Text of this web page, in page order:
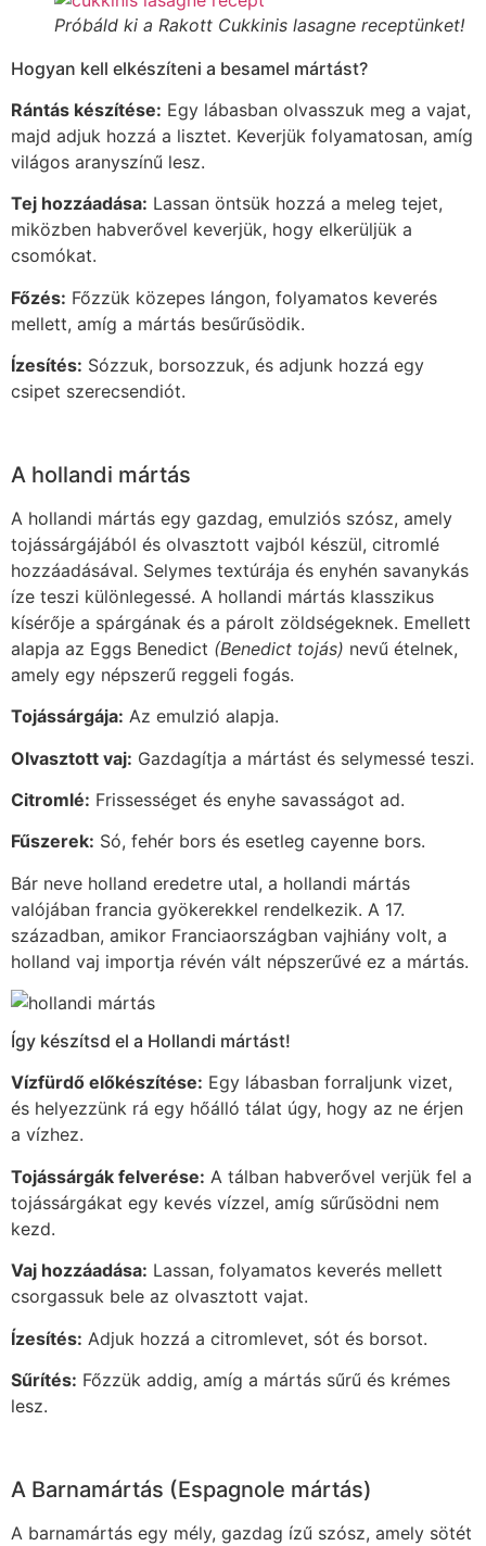
Próbáld ki a Rakott Cukkinis lasagne receptünket!
Hogyan kell elkészíteni a besamel mártást?
Rántás készítése: Egy lábasban olvasszuk meg a vajat,
majd adjuk hozzá a lisztet. Keverjük folyamatosan, amíg
világos aranyszínű lesz.
Tej hozzáadása: Lassan öntsük hozzá a meleg tejet,
miközben habverővel keverjük, hogy elkerüljük a
csomókat.
Főzés: Főzzük közepes lángon, folyamatos keverés
mellett, amíg a mártás besűrűsödik.
Ízesítés: Sózzuk, borsozzuk, és adjunk hozzá egy
csipet szerecsendiót.
A hollandi mártás
A hollandi mártás egy gazdag, emulziós szósz, amely
tojássárgájából és olvasztott vajból készül, citromlé
hozzáadásával. Selymes textúrája és enyhén savanykás
íze teszi különlegessé. A hollandi mártás klasszikus
kísérője a spárgának és a párolt zöldségeknek. Emellett
alapja az Eggs Benedict (Benedict tojás) nevű ételnek,
amely egy népszerű reggeli fogás.
Tojássárgája: Az emulzió alapja.
Olvasztott vaj: Gazdagítja a mártást és selymessé teszi.
Citromlé: Frissességet és enyhe savasságot ad.
Fűszerek: Só, fehér bors és esetleg cayenne bors.
Bár neve holland eredetre utal, a hollandi mártás
valójában francia gyökerekkel rendelkezik. A 17.
században, amikor Franciaországban vajhiány volt, a
holland vaj importja révén vált népszerűvé ez a mártás.
Így készítsd el a Hollandi mártást!
Vízfürdő előkészítése: Egy lábasban forraljunk vizet,
és helyezzünk rá egy hőálló tálat úgy, hogy az ne érjen
a vízhez.
Tojássárgák felverése: A tálban habverővel verjük fel a
tojássárgákat egy kevés vízzel, amíg sűrűsödni nem
kezd.
Vaj hozzáadása: Lassan, folyamatos keverés mellett
csorgassuk bele az olvasztott vajat.
Ízesítés: Adjuk hozzá a citromlevet, sót és borsot.
Sűrítés: Főzzük addig, amíg a mártás sűrű és krémes
lesz.
A Barnamártás (Espagnole mártás)
A barnamártás egy mély, gazdag ízű szósz, amely sötét